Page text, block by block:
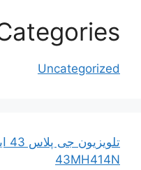
Uncategorized
43MH414N